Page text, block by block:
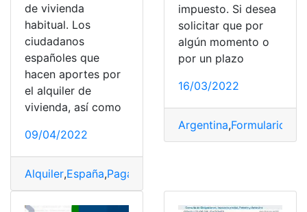
de vivienda
habitual. Los
ciudadanos
españoles que
hacen aportes por
el alquiler de
vivienda, así como
09/04/2022
Alquiler,España,Pagar impuestos
impuesto. Si desea
solicitar que por
algún momento o
por un plazo
16/03/2022
Argentina,Formulario